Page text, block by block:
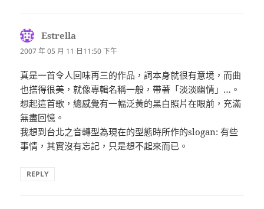
Estrella
示:
2007 年 05 月 11 日11:50 下午
真是一首令人回味再三的作品，詞本身就很有意境，而曲
也搭得很美，就像專輯名稱一般，帶著「淡淡幽情」…。
想起這首歌，總感覺有一幅泛黃的黑白照片在眼前，充滿
無盡回憶。
我想到台北之音轉型為現在的型態時所作的slogan: 有些
事情，其實沒有忘記，只是想不起來而已。
REPLY